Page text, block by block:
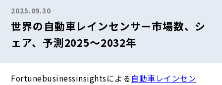
2025.09.30
世界の自動車レインセンサー市場数、シ
ェア、予測2025～2032年
Fortunebusinessinsightsによる自動車レインセン